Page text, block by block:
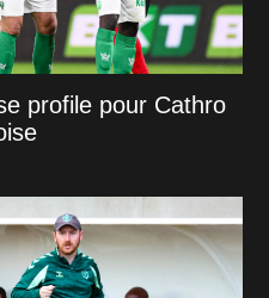
profile pour Cathro